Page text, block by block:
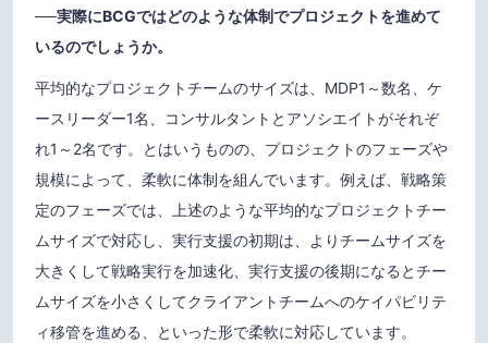
──実際にBCGではどのような体制でプロジェクトを進めて
いるのでしょうか。
平均的なプロジェクトチームのサイズは、MDP1～数名、ケ
ースリーダー1名、コンサルタントとアソシエイトがそれぞ
れ1～2名です。とはいうものの、プロジェクトのフェーズや
規模によって、柔軟に体制を組んでいます。例えば、戦略策
定のフェーズでは、上述のような平均的なプロジェクトチー
ムサイズで対応し、実行支援の初期は、よりチームサイズを
大きくして戦略実行を加速化、実行支援の後期になるとチー
ムサイズを小さくしてクライアントチームへのケイパビリテ
ィ移管を進める、といった形で柔軟に対応しています。